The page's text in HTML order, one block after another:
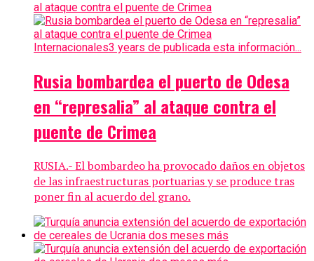
Internacionales3 years de publicada esta información...
Rusia bombardea el puerto de Odesa
en “represalia” al ataque contra el
puente de Crimea
RUSIA.- El bombardeo ha provocado daños en objetos
de las infraestructuras portuarias y se produce tras
poner fin al acuerdo del grano.